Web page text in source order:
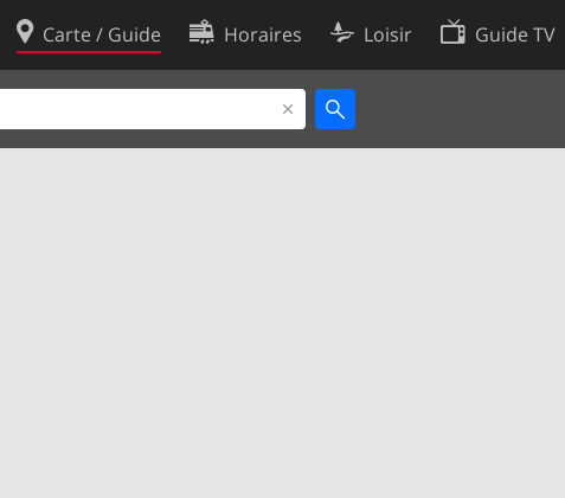
Carte / Guide Horaires Loisir Guide TV
Politique en matière de cookies
Préférences de cookies